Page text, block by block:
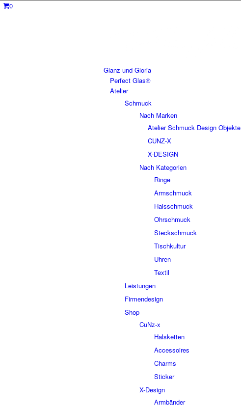
0
Glanz und Gloria
Perfect Glas®
Atelier
Schmuck
Nach Marken
Atelier Schmuck Design Objekte
CUNZ-X
X-DESIGN
Nach Kategorien
Ringe
Armschmuck
Halsschmuck
Ohrschmuck
Steckschmuck
Tischkultur
Uhren
Textil
Leistungen
Firmendesign
Shop
CuNz-x
Halsketten
Accessoires
Charms
Sticker
X-Design
Armbänder